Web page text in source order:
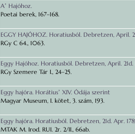
Aʼ Hajóhoz.
Poetai berek, 167–168.
EGGY HAJÓHOZ. Horatiusból. Debretzen, April.
RGy C 64., 1063.
Eggy Hajóhoz. Horatiusból. Debretzen, April. 21d.
RGy Szemere Tár I., 24–25.
Eggy hajóra. Horátiusʼ XIV. Ódája szerint
Magyar Museum, I. kötet, 3. szám, 193.
Eggy hajóra. Horatiusból. Debretzen, 21d. Apr.
MTAK M. Irod. RUI. 2r. 2/II., 66ab.